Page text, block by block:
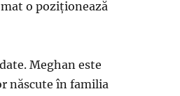
o poziţionează
Meghan este
născute în familia